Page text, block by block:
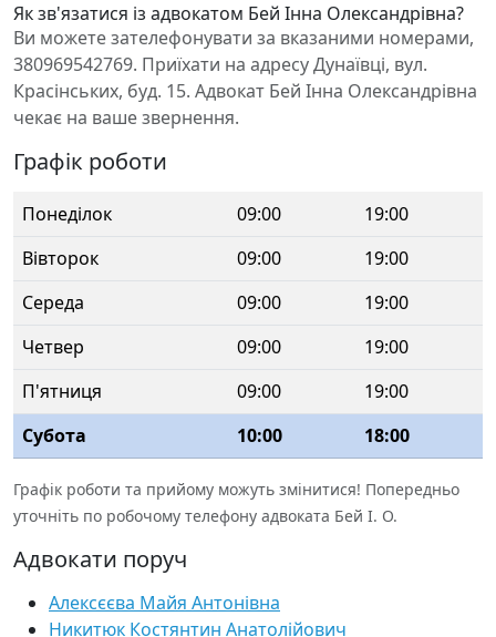
Як зв'язатися із адвокатом Бей Інна Олександрівна?
Ви можете зателефонувати за вказаними номерами,
380969542769. Приїхати на адресу Дунаївці, вул.
Красінських, буд. 15. Адвокат Бей Інна Олександрівна
чекає на ваше звернення.
Графік роботи
Понеділок 09:00
19:00
Вівторок
09:00
19:00
Середа
09:00
19:00
Четвер
09:00
19:00
П'ятниця
09:00
19:00
Субота
10:00 18:00
Графік роботи та прийому можуть змінитися! Попередньо
уточніть по робочому телефону адвоката Бей І. О.
Адвокати поруч
Алексєєва Майя Антонівна
Никитюк Костянтин Анатолійович